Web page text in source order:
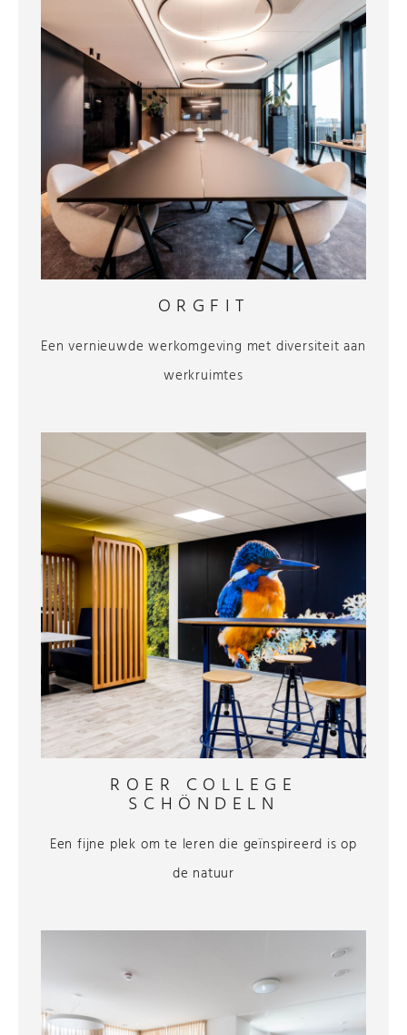
ORGFIT
Een vernieuwde werkomgeving met diversiteit aan
werkruimtes
ROER COLLEGE
SCHÖNDELN
Een fijne plek om te leren die geïnspireerd is op
de natuur